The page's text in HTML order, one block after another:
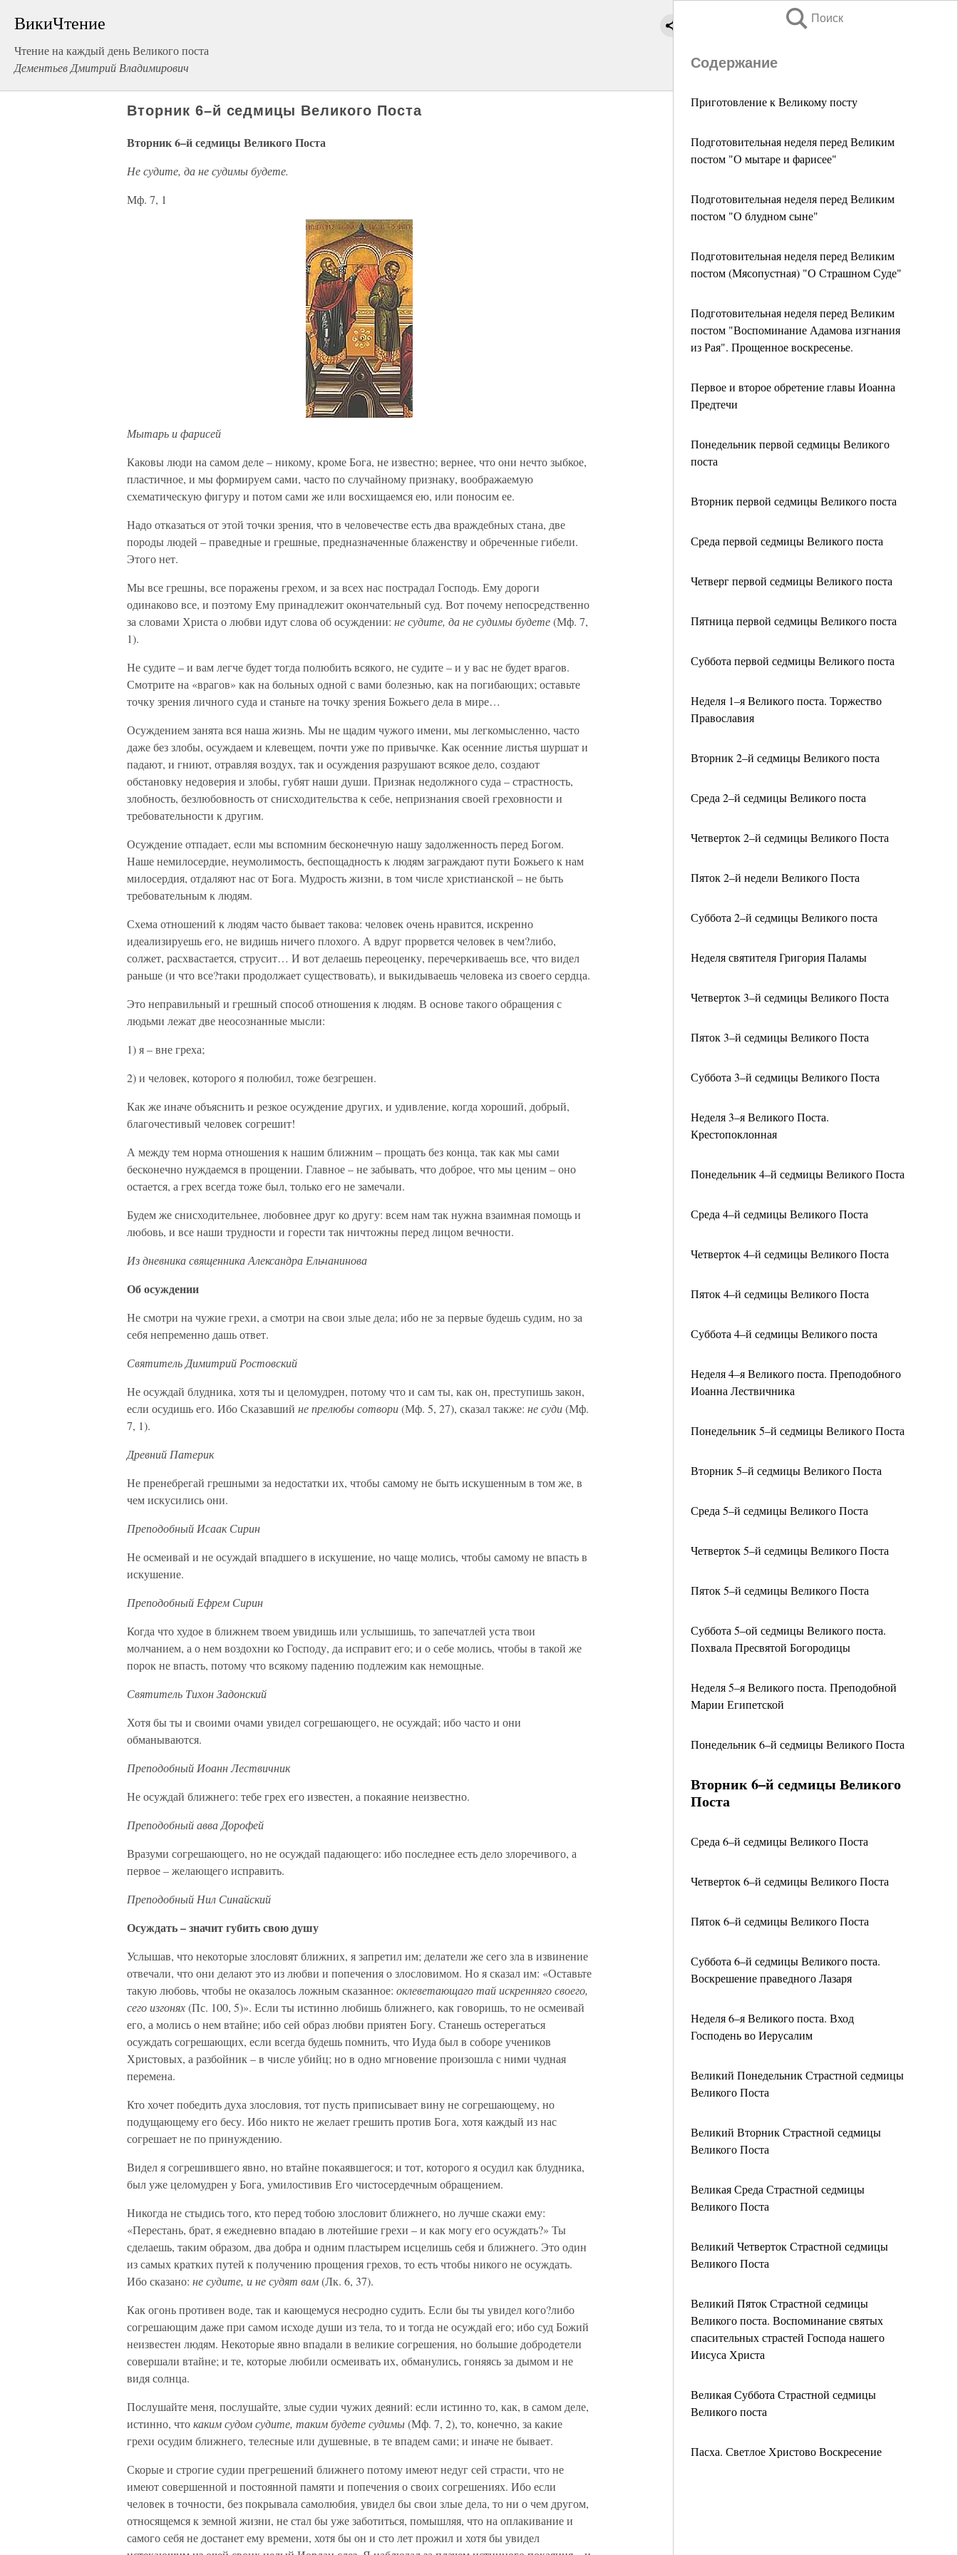
ВикиЧтение
Чтение на каждый день Великого поста
Дементьев Дмитрий Владимирович
Поиск
Содержание
Приготовление к Великому посту
Подготовительная неделя перед Великим
постом "О мытаре и фарисее"
Подготовительная неделя перед Великим
постом "О блудном сыне"
Подготовительная неделя перед Великим
постом (Мясопустная) "О Страшном Суде"
Подготовительная неделя перед Великим
постом "Воспоминание Адамова изгнания
из Рая". Прощенное воскресенье.
Первое и второе обретение главы Иоанна
Предтечи
Понедельник первой седмицы Великого
поста
Вторник первой седмицы Великого поста
Среда первой седмицы Великого поста
Четверг первой седмицы Великого поста
Пятница первой седмицы Великого поста
Суббота первой седмицы Великого поста
Неделя 1–я Великого поста. Торжество
Православия
Вторник 2–й седмицы Великого поста
Среда 2–й седмицы Великого поста
Четверток 2–й седмицы Великого Поста
Пяток 2–й недели Великого Поста
Суббота 2–й седмицы Великого поста
Неделя святителя Григория Паламы
Четверток 3–й седмицы Великого Поста
Пяток 3–й седмицы Великого Поста
Суббота 3–й седмицы Великого Поста
Неделя 3–я Великого Поста.
Крестопоклонная
Понедельник 4–й седмицы Великого Поста
Среда 4–й седмицы Великого Поста
Четверток 4–й седмицы Великого Поста
Пяток 4–й седмицы Великого Поста
Суббота 4–й седмицы Великого поста
Неделя 4–я Великого поста. Преподобного
Иоанна Лествичника
Понедельник 5–й седмицы Великого Поста
Вторник 5–й седмицы Великого Поста
Среда 5–й седмицы Великого Поста
Четверток 5–й седмицы Великого Поста
Пяток 5–й седмицы Великого Поста
Суббота 5–ой седмицы Великого поста.
Похвала Пресвятой Богородицы
Неделя 5–я Великого поста. Преподобной
Марии Египетской
Понедельник 6–й седмицы Великого Поста
Вторник 6–й седмицы Великого
Поста
Среда 6–й седмицы Великого Поста
Четверток 6–й седмицы Великого Поста
Пяток 6–й седмицы Великого Поста
Суббота 6–й седмицы Великого поста.
Воскрешение праведного Лазаря
Неделя 6–я Великого поста. Вход
Господень во Иерусалим
Великий Понедельник Страстной седмицы
Великого Поста
Великий Вторник Страстной седмицы
Великого Поста
Великая Среда Страстной седмицы
Великого Поста
Великий Четверток Страстной седмицы
Великого Поста
Великий Пяток Страстной седмицы
Великого поста. Воспоминание святых
спасительных страстей Господа нашего
Иисуса Христа
Великая Суббота Страстной седмицы
Великого поста
Пасха. Светлое Христово Воскресение
Вторник 6–й седмицы Великого Поста
Вторник 6–й седмицы Великого Поста
Не судите, да не судимы будете.
Мф. 7, 1
Мытарь и фарисей
Каковы люди на самом деле – никому, кроме Бога, не известно; вернее, что они нечто зыбкое,
пластичное, и мы формируем сами, часто по случайному признаку, воображаемую
схематическую фигуру и потом сами же или восхищаемся ею, или поносим ее.
Надо отказаться от этой точки зрения, что в человечестве есть два враждебных стана, две
породы людей – праведные и грешные, предназначенные блаженству и обреченные гибели.
Этого нет.
Мы все грешны, все поражены грехом, и за всех нас пострадал Господь. Ему дороги
одинаково все, и поэтому Ему принадлежит окончательный суд. Вот почему непосредственно
за словами Христа о любви идут слова об осуждении: не судите, да не судимы будете(Мф. 7,
1).
Не судите – и вам легче будет тогда полюбить всякого, не судите – и у вас не будет врагов.
Смотрите на «врагов» как на больных одной с вами болезнью, как на погибающих; оставьте
точку зрения личного суда и станьте на точку зрения Божьего дела в мире…
Осуждением занята вся наша жизнь. Мы не щадим чужого имени, мы легкомысленно, часто
даже без злобы, осуждаем и клевещем, почти уже по привычке. Как осенние листья шуршат и
падают, и гниют, отравляя воздух, так и осуждения разрушают всякое дело, создают
обстановку недоверия и злобы, губят наши души. Признак недолжного суда – страстность,
злобность, безлюбовность от снисходительства к себе, непризнания своей греховности и
требовательности к другим.
Осуждение отпадает, если мы вспомним бесконечную нашу задолженность перед Богом.
Наше немилосердие, неумолимость, беспощадность к людям заграждают пути Божьего к нам
милосердия, отдаляют нас от Бога. Мудрость жизни, в том числе христианской – не быть
требовательным к людям.
Схема отношений к людям часто бывает такова: человек очень нравится, искренно
идеализируешь его, не видишь ничего плохого. А вдруг прорвется человек в чем?либо,
солжет, расхвастается, струсит… И вот делаешь переоценку, перечеркиваешь все, что видел
раньше (и что все?таки продолжает существовать), и выкидываешь человека из своего сердца.
Это неправильный и грешный способ отношения к людям. В основе такого обращения с
людьми лежат две неосознанные мысли:
1) я – вне греха;
2) и человек, которого я полюбил, тоже безгрешен.
Как же иначе объяснить и резкое осуждение других, и удивление, когда хороший, добрый,
благочестивый человек согрешит!
А между тем норма отношения к нашим ближним – прощать без конца, так как мы сами
бесконечно нуждаемся в прощении. Главное – не забывать, что доброе, что мы ценим – оно
остается, а грех всегда тоже был, только его не замечали.
Будем же снисходительнее, любовнее друг ко другу: всем нам так нужна взаимная помощь и
любовь, и все наши трудности и горести так ничтожны перед лицом вечности.
Из дневника священника Александра Ельчанинова
Об осуждении
Не смотри на чужие грехи, а смотри на свои злые дела; ибо не за первые будешь судим, но за
себя непременно дашь ответ.
Святитель Димитрий Ростовский
Не осуждай блудника, хотя ты и целомудрен, потому что и сам ты, как он, преступишь закон,
если осудишь его. Ибо Сказавший не прелюбы сотвори(Мф. 5, 27), сказал также: не суди(Мф.
7, 1).
Древний Патерик
Не пренебрегай грешными за недостатки их, чтобы самому не быть искушенным в том же, в
чем искусились они.
Преподобный Исаак Сирин
Не осмеивай и не осуждай впадшего в искушение, но чаще молись, чтобы самому не впасть в
искушение.
Преподобный Ефрем Сирин
Когда что худое в ближнем твоем увидишь или услышишь, то запечатлей уста твои
молчанием, а о нем воздохни ко Господу, да исправит его; и о себе молись, чтобы в такой же
порок не впасть, потому что всякому падению подлежим как немощные.
Святитель Тихон Задонский
Хотя бы ты и своими очами увидел согрешающего, не осуждай; ибо часто и они
обманываются.
Преподобный Иоанн Лествичник
Не осуждай ближнего: тебе грех его известен, а покаяние неизвестно.
Преподобный авва Дорофей
Вразуми согрешающего, но не осуждай падающего: ибо последнее есть дело злоречивого, а
первое – желающего исправить.
Преподобный Нил Синайский
Осуждать – значит губить свою душу
Услышав, что некоторые злословят ближних, я запретил им; делатели же сего зла в извинение
отвечали, что они делают это из любви и попечения о злословимом. Но я сказал им: «Оставьте
такую любовь, чтобы не оказалось ложным сказанное: оклеветающаго тай искренняго своего,
сего изгонях(Пс. 100, 5)». Если ты истинно любишь ближнего, как говоришь, то не осмеивай
его, а молись о нем втайне; ибо сей образ любви приятен Богу. Станешь остерегаться
осуждать согрешающих, если всегда будешь помнить, что Иуда был в соборе учеников
Христовых, а разбойник – в числе убийц; но в одно мгновение произошла с ними чудная
перемена.
Кто хочет победить духа злословия, тот пусть приписывает вину не согрешающему, но
подущающему его бесу. Ибо никто не желает грешить против Бога, хотя каждый из нас
согрешает не по принуждению.
Видел я согрешившего явно, но втайне покаявшегося; и тот, которого я осудил как блудника,
был уже целомудрен у Бога, умилостивив Его чистосердечным обращением.
Никогда не стыдись того, кто перед тобою злословит ближнего, но лучше скажи ему:
«Перестань, брат, я ежедневно впадаю в лютейшие грехи – и как могу его осуждать?» Ты
сделаешь, таким образом, два добра и одним пластырем исцелишь себя и ближнего. Это один
из самых кратких путей к получению прощения грехов, то есть чтобы никого не осуждать.
Ибо сказано: не судите, и не судят вам(Лк. 6, 37).
Как огонь противен воде, так и кающемуся несродно судить. Если бы ты увидел кого?либо
согрешающим даже при самом исходе души из тела, то и тогда не осуждай его; ибо суд Божий
неизвестен людям. Некоторые явно впадали в великие согрешения, но большие добродетели
совершали втайне; и те, которые любили осмеивать их, обманулись, гоняясь за дымом и не
видя солнца.
Послушайте меня, послушайте, злые судии чужих деяний: если истинно то, как, в самом деле,
истинно, чтокаким судом судите, таким будете судимы(Мф. 7, 2), то, конечно, за какие
грехи осудим ближнего, телесные или душевные, в те впадем сами; и иначе не бывает.
Скорые и строгие судии прегрешений ближнего потому имеют недуг сей страсти, что не
имеют совершенной и постоянной памяти и попечения о своих согрешениях. Ибо если
человек в точности, без покрывала самолюбия, увидел бы свои злые дела, то ни о чем другом,
относящемся к земной жизни, не стал бы уже заботиться, помышляя, что на оплакивание и
самого себя не достанет ему времени, хотя бы он и сто лет прожил и хотя бы увидел